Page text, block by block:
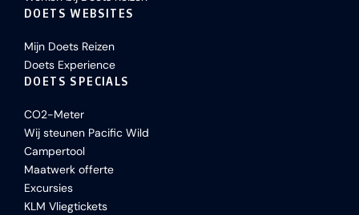
DOETS WEBSITES
Mijn Doets Reizen
Doets Experience
DOETS SPECIALS
CO2-Meter
Wij steunen Pacific Wild
Campertool
Maatwerk offerte
Excursies
KLM Vliegtickets